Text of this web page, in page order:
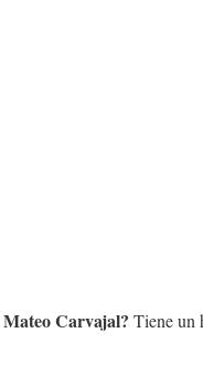
Carvajal? Tiene un